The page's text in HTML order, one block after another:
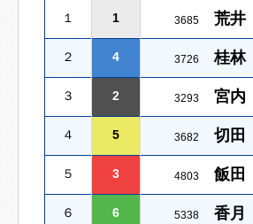
１ 1 3685 荒
２ 4 3726 桂
３ 2 3293 宮
４ 5 3682 切
５ 3 4803 飯
６ 6 5338 香